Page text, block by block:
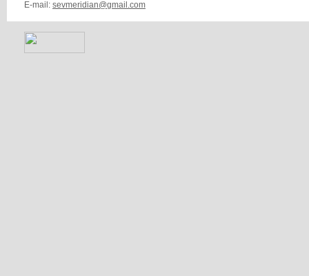
E-mail: sevmeridian@gmail.com